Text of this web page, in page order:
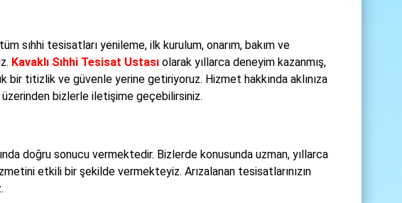
sıhhi tesisatları yenileme, ilk kurulum, onarım, bakım ve
Kavaklı Sıhhi Tesisat Ustasıolarak yıllarca deneyim kazanmış,
titizlik ve güvenle yerine getiriyoruz. Hizmet hakkında aklınıza
bizlerle iletişime geçebilirsiniz.
doğru sonucu vermektedir. Bizlerde konusunda uzman, yıllarca
etkili bir şekilde vermekteyiz. Arızalanan tesisatlarınızın